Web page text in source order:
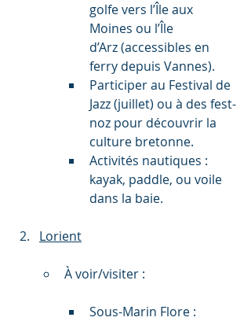
golfe vers l’Île aux
Moines ou l’Île
d’Arz (accessibles en
ferry depuis Vannes).
Participer au Festival de
Jazz (juillet) ou à des fest-
noz pour découvrir la
culture bretonne.
Activités nautiques :
kayak, paddle, ou voile
dans la baie.
Lorient
À voir/visiter :
Sous-Marin Flore :